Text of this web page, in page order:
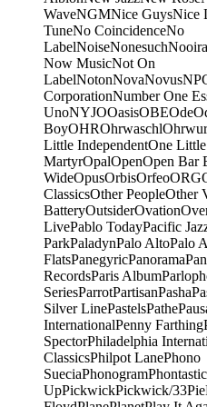
WaveNGMNice GuysNice
TuneNo CoincidenceNo
LabelNoiseNonesuch
Now MusicNot On
LabelNotonNovaNovus
CorporationNumber One
UnoNYJOOasisOBEOde
BoyOHROhrwaschl
Little IndependentOne
MartyrOpalOpenOpen Bar
WideOpusOrbisOrfeoORG
ClassicsOther PeopleOther
BatteryOutsiderOvation
LivePablo TodayPacific
ParkPaladynPalo AltoPalo
FlatsPanegyricPanorama
RecordsParis Album
SeriesParrotPartisanPasha
Silver LinePastelsPathe
InternationalPenny Farthing
SpectorPhiladelphia
ClassicsPhilpot LanePhono
SueciaPhonogramPhontastic
UpPickwickPickwick/33Pie